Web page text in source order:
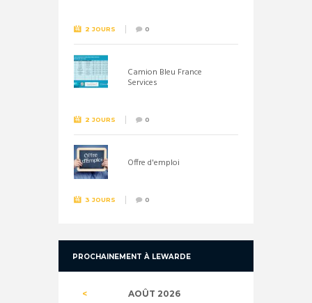
2 JOURS 0
Camion Bleu France
Services
2 JOURS 0
Offre d'emploi
3 JOURS 0
PROCHAINEMENT À LEWARDE
AOÛT 2026